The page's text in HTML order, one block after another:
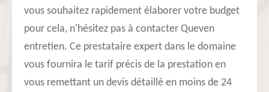
vous souhaitez rapidement élaborer votre budget
pour cela, n'hésitez pas à contacter Queven
entretien. Ce prestataire expert dans le domaine
vous fournira le tarif précis de la prestation en
vous remettant un devis détaillé en moins de 24